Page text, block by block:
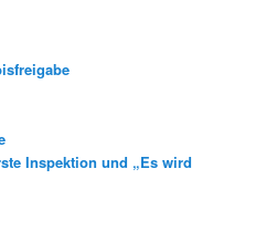
Inspektion und „Es wird